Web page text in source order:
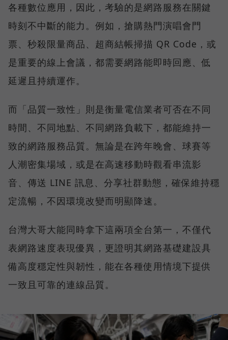
各種數位應用，因此，考驗的是網路服務在關鍵
時刻不中斷的能力。例如，搶購熱門演唱會門
票、秒殺限量商品、超商結帳掃描 QR Code，或
是重要的線上會議，都需要網路能即時回應、低
延遲且持續運作。
而「品質一致性」則是衡量電信業者可否在不同
時間、不同地點、不同網路負載下，都能維持一
致的網路服務品質。無論是在跨年晚會、球賽等
人潮密集場域，或是在高速移動時觀看串流影
音、傳送 LINE 訊息、分享社群動態，確保維持穩
定流暢，不因環境改變而明顯降速。
台灣大哥大能同時拿下這兩項全台第一，不僅代
表網路速度表現優異，更證明其網路基礎建設具
備高度穩定性與韌性，能在各種使用情境下提供
一致且可靠的連線品質。